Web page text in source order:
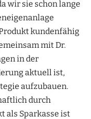
wir sie schon lange
kundenfähig
mit Dr.
in der
aktuell ist,
aufzubauen.
durch
als Sparkasse ist